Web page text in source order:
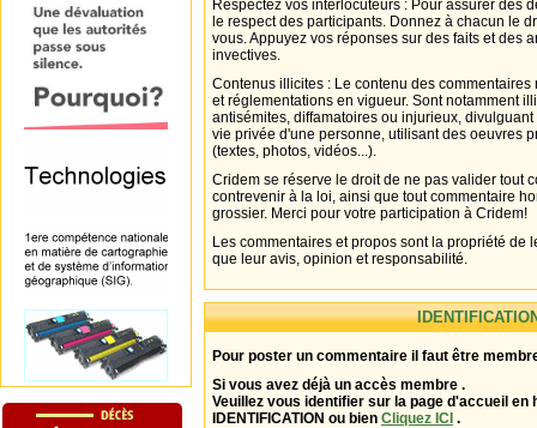
Respectez vos interlocuteurs : Pour assurer des
le respect des participants. Donnez à chacun le
vous. Appuyez vos réponses sur des faits et des
invectives.
Contenus illicites : Le contenu des
et réglementations en vigueur. Sont notamment
antisémites, diffamatoires ou injurieux,
vie privée d'une personne, utilisant des oeuvres
(textes, photos, vidéos...).
Cridem se réserve le droit de ne pas valider tout
contrevenir à la loi, ainsi que tout commentaire
grossier. Merci pour votre participation à Cridem!
Les commentaires et propos sont la propriété de
que leur avis, opinion et responsabilité.
Pour poster un commentaire il faut être
Si vous avez déjà un accès membre .
Veuillez vous identifier sur la page d'accueil en
IDENTIFICATION ou bien Cliquez ICI .